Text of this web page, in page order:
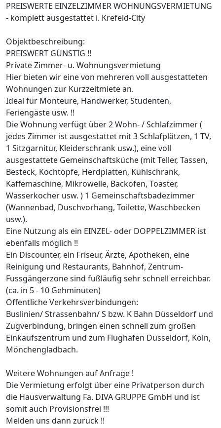
PREISWERTE EINZELZIMMER WOHNUNGSVERMIETUNG
- komplett ausgestattet i. Krefeld-City
Objektbeschreibung:
PREISWERT GÜNSTIG !!
Private Zimmer- u. Wohnungsvermietung
Hier bieten wir eine von mehreren voll ausgestatteten
Wohnungen zur Kurzzeitmiete an.
Ideal für Monteure, Handwerker, Studenten,
Feriengäste usw. !!
Die Wohnung verfügt über 2 Wohn- / Schlafzimmer (
jedes Zimmer ist ausgestattet mit 3 Schlafplätzen, 1 TV,
1 Sitzgarnitur, Kleiderschrank usw.), eine voll
ausgestattete Gemeinschaftsküche (mit Teller, Tassen,
Besteck, Kochtöpfe, Herdplatten, Kühlschrank,
Kaffemaschine, Mikrowelle, Backofen, Toaster,
Wasserkocher usw. ) 1 Gemeinschaftsbadezimmer
(Wannenbad, Duschvorhang, Toilette, Waschbecken
usw.).
Eine Nutzung als ein EINZEL- oder DOPPELZIMMER ist
ebenfalls möglich !!
Ein Discounter, ein Friseur, Ärzte, Apotheken, eine
Reinigung und Restaurants, Bahnhof, Zentrum-
Fussgängerzone sind fußläufig sehr schnell erreichbar.
(ca. in 5 - 10 Gehminuten)
Öffentliche Verkehrsverbindungen:
Buslinien/ Strassenbahn/ S bzw. K Bahn Düsseldorf und
Zugverbindung, bringen einen schnell zum großen
Einkaufszentrum und zum Flughafen Düsseldorf, Köln,
Mönchengladbach.
Weitere Wohnungen auf Anfrage !
Die Vermietung erfolgt über eine Privatperson durch
die Hausverwaltung Fa. DIVA GRUPPE GmbH und ist
somit auch Provisionsfrei !!!
Melden uns dann zurück !!